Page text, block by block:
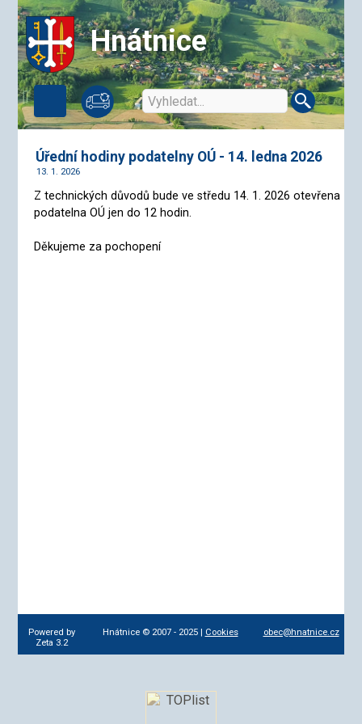
Hnátnice
Úřední hodiny podatelny OÚ - 14. ledna 2026
13. 1. 2026
Z technických důvodů bude ve středu 14. 1. 2026 otevřena
podatelna OÚ jen do 12 hodin.
Děkujeme za pochopení
Powered by
Zeta 3.2
Hnátnice © 2007 - 2025 | Cookies obec@hnatnice.cz